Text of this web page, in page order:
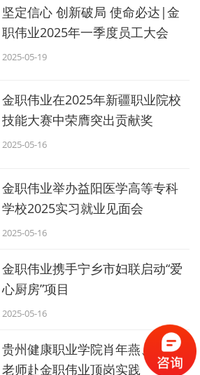
坚定信心 创新破局 使命必达|金
职伟业2025年一季度员工大会
2025-05-19
金职伟业在2025年新疆职业院校
技能大赛中荣膺突出贡献奖
2025-05-16
金职伟业举办益阳医学高等专科
学校2025实习就业见面会
2025-05-16
金职伟业携手宁乡市妇联启动“爱
心厨房”项目
2025-05-16
贵州健康职业学院肖年燕、谢钰
老师赴金职伟业顶岗实践